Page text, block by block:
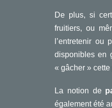
De plus, si
fruitiers, ou
l’entretenir ou
disponibles en
« gâcher » cette
La notion de
également été